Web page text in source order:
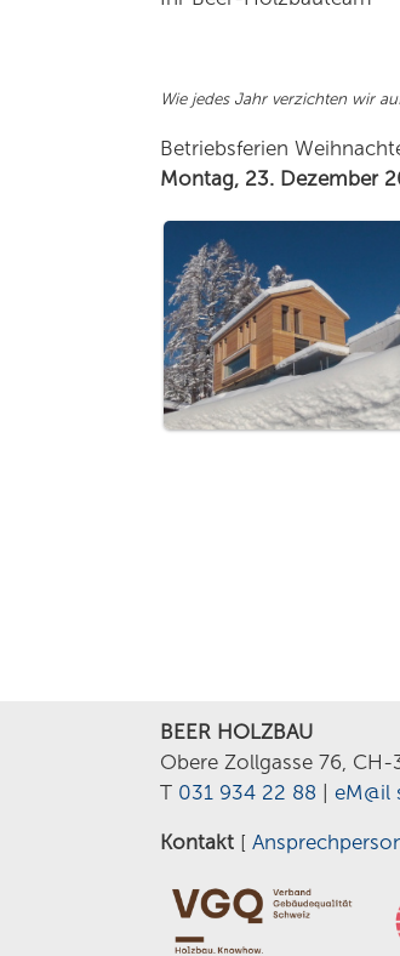
Wie jedes Jahr verzichten wir
Betriebsferien
Montag, 23. Dezember
BEER HOLZBAU
Obere Zollgasse 76,
T 031 934 22 88 eM@il
Kontakt [